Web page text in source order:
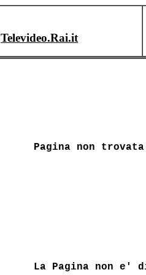
Televideo.Rai.it
Pagina non trovata
La Pagina non e'